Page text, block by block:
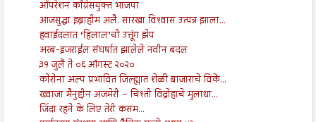
ऑपरेशन काँग्रेसयुक्त भाजपा
आजसुद्धा इब्राहीम अलै. सारखा विश्‍वास उत्पन्न झाला...
हवाईदलात ‘हिलाल’ची उत्तूंग झेप
अरब-इजराईल संघर्षात झालेले नवीन बदल
३१ जुलै ते ०६ ऑगस्ट २०२०
कोरोना अल्प प्रभावित जिल्ह्यात शेळी बाजाराचे विकें...
ख्वाजा मैनुद्दीन अजमेरी – चिश्ती विद्रोहाचे मुलाधा...
जिंदा रहने के लिए तेरी कसम...